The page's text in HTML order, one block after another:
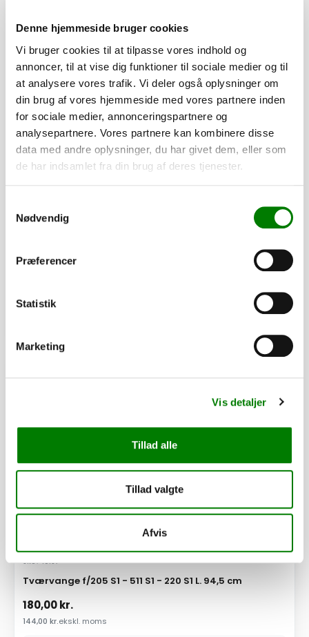
Denne hjemmeside bruger cookies
Vi bruger cookies til at tilpasse vores indhold og
annoncer, til at vise dig funktioner til sociale medier og til
at analysere vores trafik. Vi deler også oplysninger om
din brug af vores hjemmeside med vores partnere inden
for sociale medier, annonceringspartnere og
analysepartnere. Vores partnere kan kombinere disse
data med andre oplysninger, du har givet dem, eller som
de har indsamlet fra din brug af deres tjenester.
Nødvendig
Præferencer
Statistik
Marketing
Vis detaljer
Tillad alle
Tillad valgte
Afvis
Surringsøje 41x26mm, D-ring
6,80kr.ekskl. moms
SKU: 40157
Tværvange f/205 S1 - 511 S1 - 220 S1 L. 94,5 cm
180,00kr.
144,00 kr.ekskl. moms